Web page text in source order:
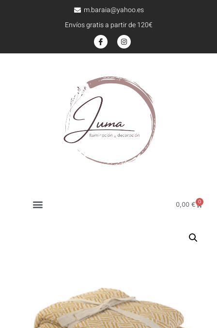
m.baraia@yahoo.es
Envíos gratis a partir de 120€
0,00 € 0